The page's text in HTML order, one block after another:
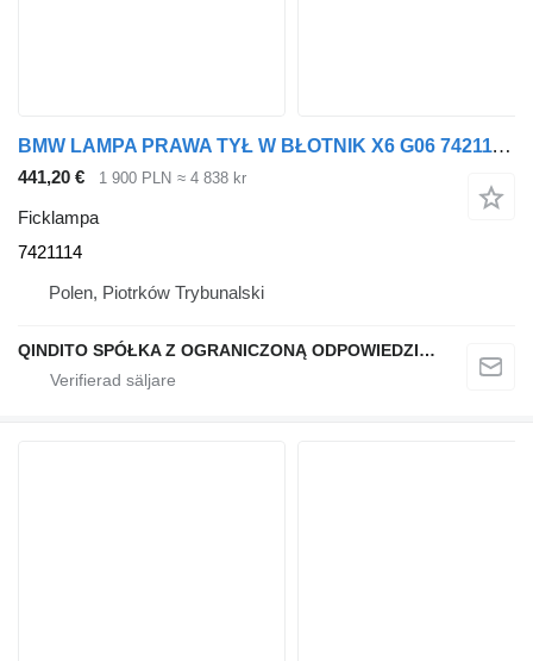
BMW LAMPA PRAWA TYŁ W BŁOTNIK X6 G06 7421114 ficklampa till BMW X6 G06 bil
441,20 € 1 900 PLN ≈ 4 838 kr
Ficklampa
7421114
Polen, Piotrków Trybunalski
QINDITO SPÓŁKA Z OGRANICZONĄ ODPOWIEDZIALNOŚCIĄ